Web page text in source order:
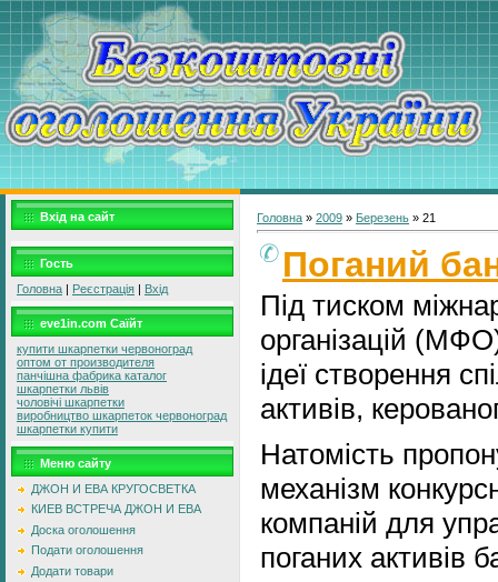
Вхід на сайт
Гость
Головна | Реєстрація | Вхід
eve1in.com Саїйт
купити шкарпетки червоноград
оптом от производителя
панчішна фабрика каталог
шкарпетки львів
чоловічі шкарпетки
виробництво шкарпеток червоноград
шкарпетки купити
Меню сайту
ДЖОН И ЕВА КРУГОСВЕТКА
КИЕВ ВСТРЕЧА ДЖОН И ЕВА
Доска оголошення
Подати оголошення
Додати товари
Головна » 2009 » Березень » 21
Поганий
Під тиском
організацій
ідеї створення
активів,
Натомість
механізм
компаній для
поганих активів